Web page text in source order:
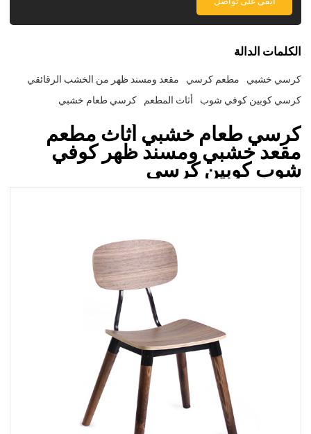
الكلمات الدالة
كرسي خشبي مطعم كرسي
مقعد ومسند ظهر من الخشب الرقائقي
كرسي كوبين كوفي شوب
أثاث المطعم كرسي طعام خشبي
كرسي طعام خشبي أثاث مطعم
مقعد خشبي ومسند ظهر كوفي
شوب كوبين كرسي